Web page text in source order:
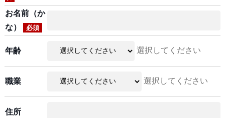
お名前（か
な）
必須
年齢 選択してください
職業 選択してください
住所